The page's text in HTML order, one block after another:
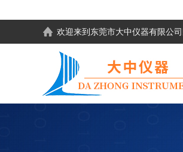
欢迎来到东莞市大中仪器有限公司